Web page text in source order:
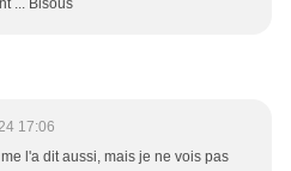
... Bisous
17:06
l'a dit aussi, mais je ne vois pas